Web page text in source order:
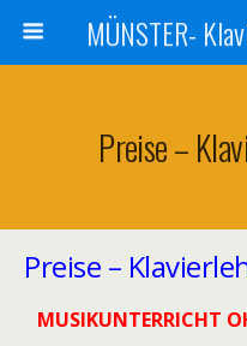
Preise –
Preise –
MUSIKUNTERRICHT